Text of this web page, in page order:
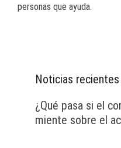
personas que ayuda.
Noticias recientes
¿Qué pasa si el
miente sobre el